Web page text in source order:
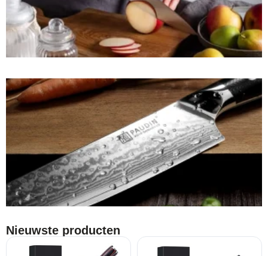
Nieuwste producten